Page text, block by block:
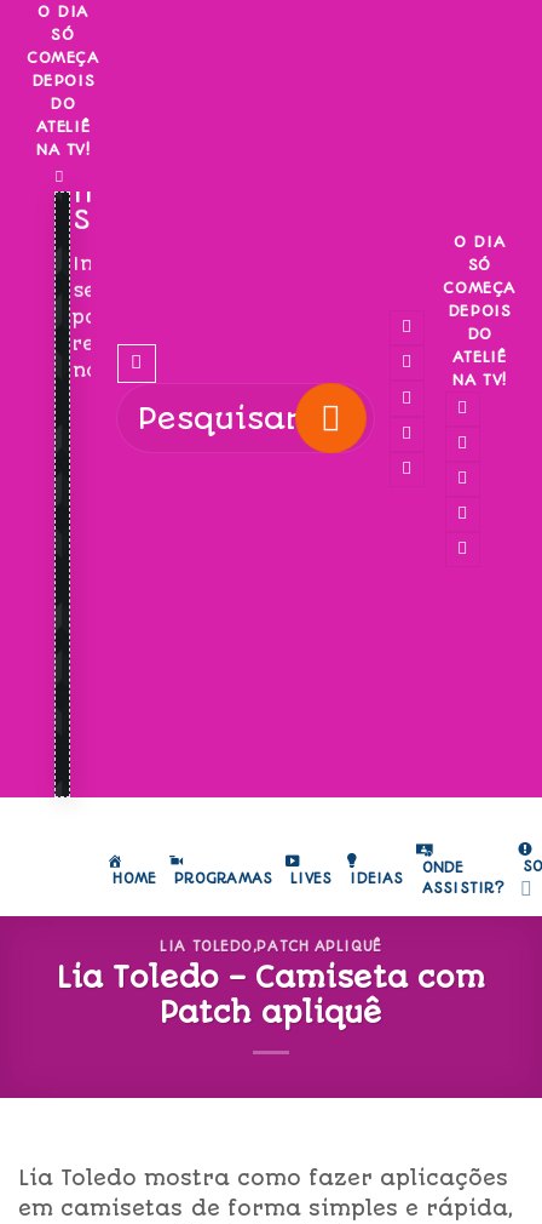
Skip
content
O DIA
SÓ
COMEÇA
DEPOIS
DO
ATELIÊ
NA TV!
INSCREVA-
SE!
Inscreva-
se
para
receber
novidades!
O DIA
SÓ
COMEÇA
DEPOIS
DO
ATELIÊ
NA TV!
HOME PROGRAMAS LIVES IDEIAS
ONDE
ASSISTIR?
LIA TOLEDO,PATCH APLIQUÊ
Lia Toledo – Camiseta com
Patch apliquê
Lia Toledo mostra como fazer aplicações
em camisetas de forma simples e rápida,